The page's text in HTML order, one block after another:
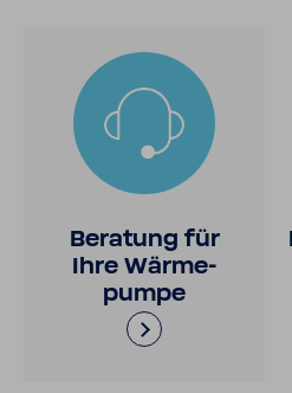
Bera­tung für
Ihre Wärme­
pumpe